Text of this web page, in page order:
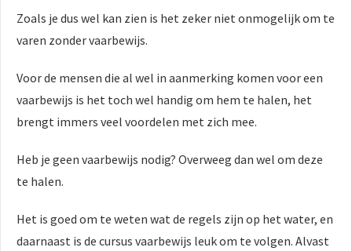
Zoals je dus wel kan zien is het zeker niet onmogelijk om te
varen zonder vaarbewijs.
Voor de mensen die al wel in aanmerking komen voor een
vaarbewijs is het toch wel handig om hem te halen, het
brengt immers veel voordelen met zich mee.
Heb je geen vaarbewijs nodig? Overweeg dan wel om deze
te halen.
Het is goed om te weten wat de regels zijn op het water, en
daarnaast is de cursus vaarbewijs leuk om te volgen. Alvast